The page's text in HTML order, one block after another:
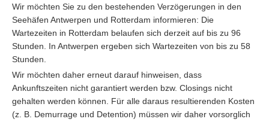
Wir möchten Sie zu den bestehenden Verzögerungen in den
Seehäfen Antwerpen und Rotterdam informieren: Die
Wartezeiten in Rotterdam belaufen sich derzeit auf bis zu 96
Stunden. In Antwerpen ergeben sich Wartezeiten von bis zu 58
Stunden.
Wir möchten daher erneut darauf hinweisen, dass
Ankunftszeiten nicht garantiert werden bzw. Closings nicht
gehalten werden können. Für alle daraus resultierenden Kosten
(z. B. Demurrage und Detention) müssen wir daher vorsorglich